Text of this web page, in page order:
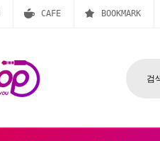
CAFE BOOKMARK